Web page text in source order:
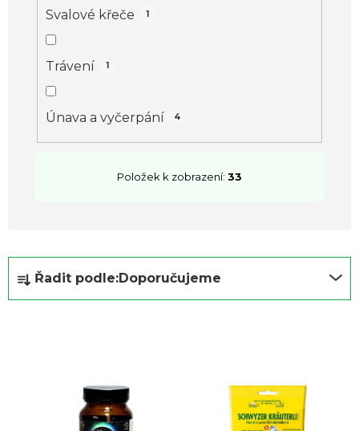
a
Řadit podle:Doporučujeme
Svalové křeče 1
Trávení 1
Únava a vyčerpání 4
Položek k zobrazení: 33